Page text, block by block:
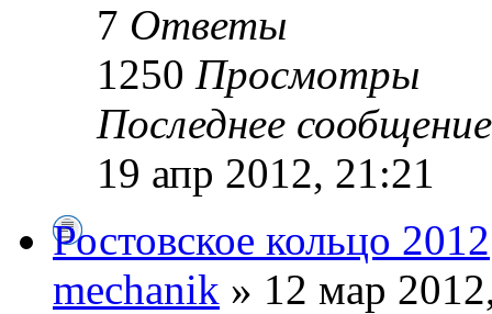
7 Ответы
1250 Просмотры
Последнее
19 апр 2012, 21:21
Ростовское кольцо 2012
mechanik » 12 мар